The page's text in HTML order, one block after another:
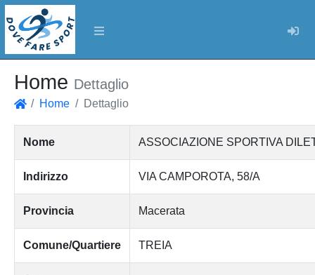
Home Dettaglio
Home Dettaglio
Nome ASSOCIAZIONE SPORTIVA
Indirizzo VIA CAMPOROTA, 58/A
Provincia Macerata
Comune/Quartiere TREIA